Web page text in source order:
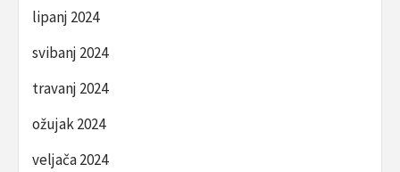
lipanj 2024
svibanj 2024
travanj 2024
ožujak 2024
veljača 2024